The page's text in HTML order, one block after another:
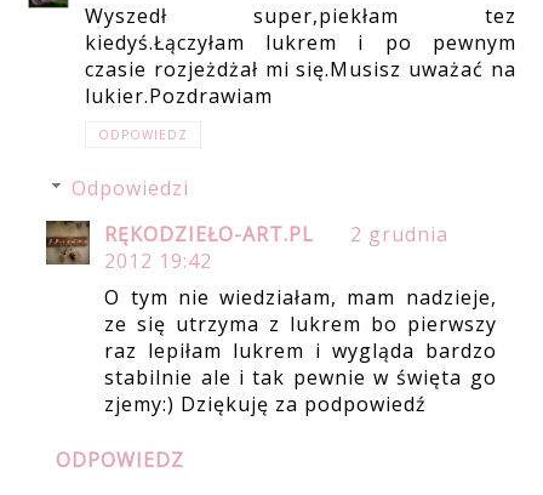
Wyszedł super,piekłam tez
kiedyś.Łączyłam lukrem i po pewnym
czasie rozjeżdżał mi się.Musisz uważać na
lukier.Pozdrawiam
ODPOWIEDZ
Odpowiedzi
RĘKODZIEŁO-ART.PL
2 grudnia
2012 19:42
O tym nie wiedziałam, mam nadzieje,
ze się utrzyma z lukrem bo pierwszy
raz lepiłam lukrem i wygląda bardzo
stabilnie ale i tak pewnie w święta go
zjemy:) Dziękuję za podpowiedź
ODPOWIEDZ